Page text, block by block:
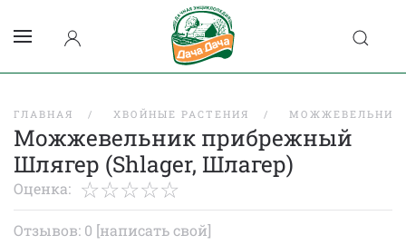
ГЛАВНАЯ ХВОЙНЫЕ РАСТЕНИЯ МОЖЖЕВЕЛЬНИК
Можжевельник прибрежный
Шлягер (Shlager, Шлагер)
Оценка:
Отзывов: 0 [написать свой]